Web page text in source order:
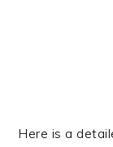
Here is a